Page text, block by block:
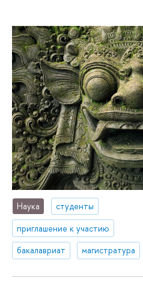
Наука
студенты
приглашение к участию
бакалавриат
магистратура